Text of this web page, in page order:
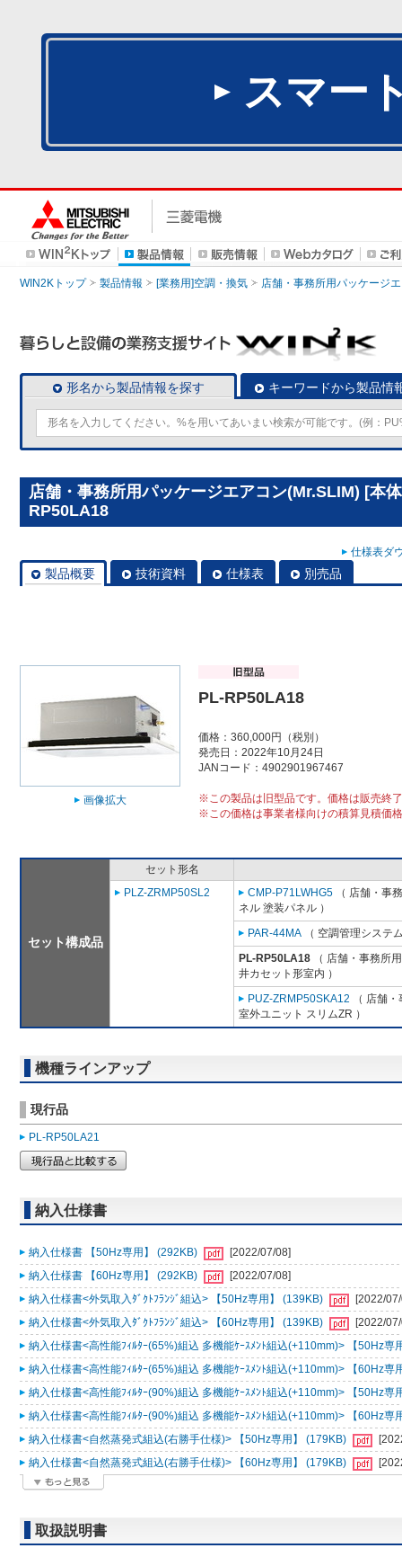
スマー
WIN2Kトップ 製品情報 [業務用]空調・換気 店舗・事務所用パッケージ
形名から製品情報を探す キーワードから製品情
店舗・事務所用パッケージエアコン(Mr.SLIM) [本
RP50LA18
仕様表ダ
製品概要 技術資料 仕様表 別売品
画像拡大
PL-RP50LA18
価格：360,000円（税別）
発売日：2022年10月24日
JANコード：4902901967467
※この製品は旧型品です。価格は販売終
※この価格は事業者様向けの積算見積価
セット構成品
セット形名
PLZ-ZRMP50SL2
CMP-P71LWHG5 （ 店舗・事
ネル 塗装パネル ）
PAR-44MA （ 空調管理システ
PL-RP50LA18 （ 店舗・事務所
井カセット形室内 ）
PUZ-ZRMP50SKA12 （ 店舗
室外ユニット スリムZR ）
機種ラインアップ
現行品
PL-RP50LA21
納入仕様書
納入仕様書 【50Hz専用】 (292KB)
[2022/07/08]
納入仕様書 【60Hz専用】 (292KB)
[2022/07/08]
納入仕様書<外気取入ﾀﾞｸﾄﾌﾗﾝｼﾞ組込> 【50Hz専用】 (139KB)
[2022/
納入仕様書<外気取入ﾀﾞｸﾄﾌﾗﾝｼﾞ組込> 【60Hz専用】 (139KB)
[2022/
納入仕様書<高性能ﾌｨﾙﾀｰ(65%)組込 多機能ｹｰｽﾒﾝﾄ組込(+110mm)> 【50Hz専
納入仕様書<高性能ﾌｨﾙﾀｰ(65%)組込 多機能ｹｰｽﾒﾝﾄ組込(+110mm)> 【60Hz専
納入仕様書<高性能ﾌｨﾙﾀｰ(90%)組込 多機能ｹｰｽﾒﾝﾄ組込(+110mm)> 【50Hz専
納入仕様書<高性能ﾌｨﾙﾀｰ(90%)組込 多機能ｹｰｽﾒﾝﾄ組込(+110mm)> 【60Hz専
納入仕様書<自然蒸発式組込(右勝手仕様)> 【50Hz専用】 (179KB)
納入仕様書<自然蒸発式組込(右勝手仕様)> 【60Hz専用】 (179KB)
取扱説明書